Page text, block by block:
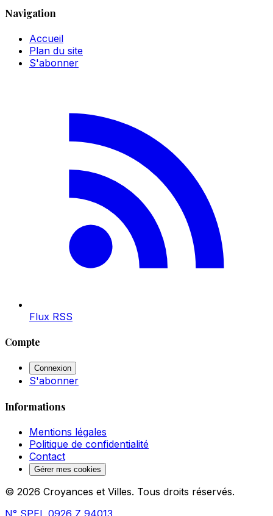
Navigation
Accueil
Plan du site
S'abonner
Flux RSS
Compte
Connexion
S'abonner
Informations
Mentions légales
Politique de confidentialité
Contact
Gérer mes cookies
© 2026 Croyances et Villes. Tous droits réservés.
N° SPEL 0926 Z 94013